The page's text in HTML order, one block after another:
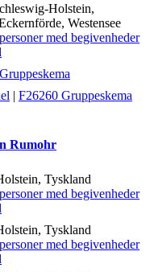
Holstein,
Westensee
| F26260 Gruppeskema
Rumohr
Tyskland
Tyskland